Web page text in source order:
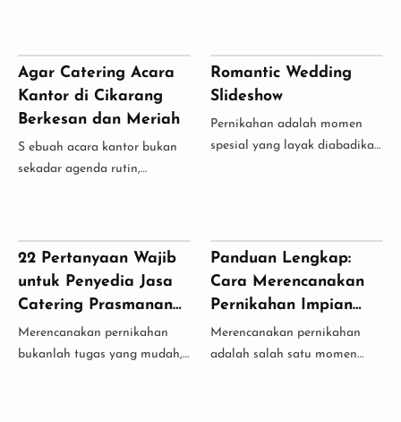
umum bahwa se…
yang tepat bukan hany…
Agar Catering Acara
Kantor di Cikarang
Berkesan dan Meriah
S ebuah acara kantor bukan
sekadar agenda rutin,
dan merefresh semang…
Romantic Wedding
Slideshow
Pernikahan adalah momen
spesial yang layak diabadikan
22 Pertanyaan Wajib
untuk Penyedia Jasa
Catering Prasmanan
di Jakarta atau Bekasi
Merencanakan pernikahan
bukanlah tugas yang mudah,
Panduan Lengkap:
Cara Merencanakan
Pernikahan Impian
Anda di Jakarta.
Merencanakan pernikahan
adalah salah satu momen